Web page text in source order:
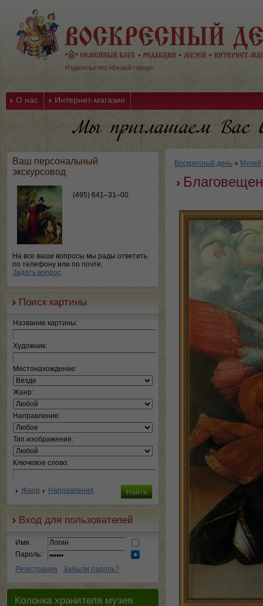
Издательство «Белый город»
О нас Интернет-магазин
Ваш персональный
экскурсовод
(495) 641–31–00
На все ваши вопросы мы рады ответить
по телефону или по почте.
Задать вопрос
Поиск картины
Название картины:
Художник:
Местонахождение:
Жанр:
Направление:
Тип изображения:
Ключевое слово:
Жанр Направления
Вход для пользователей
Имя:
Пароль:
Регистрация
Забыли пароль?
Колонка хранителя музея
Воскресный день » Музей